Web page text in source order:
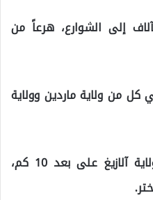
إلى الشوارع، هرعاً من
من ولاية ماردين وولاية
الجدير بالذكر، أن زلزال ضرب ولاية آلازيغ على بعد 10 كم،